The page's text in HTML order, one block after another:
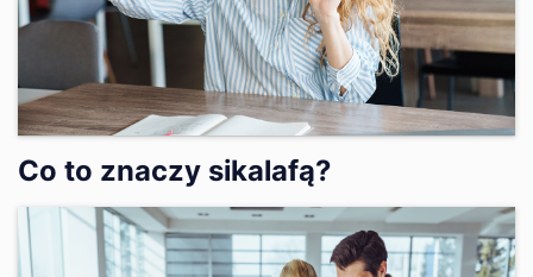
Co to znaczy sikalafą?